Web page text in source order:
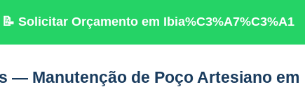
📝 Solicitar Orçamento em Ibia%C3%A7%C3%A1
— Manutenção de Poço Artesiano em